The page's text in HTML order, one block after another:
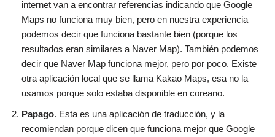
internet van a encontrar referencias indicando que Google
Maps no funciona muy bien, pero en nuestra experiencia
podemos decir que funciona bastante bien (porque los
resultados eran similares a Naver Map). También podemos
decir que Naver Map funciona mejor, pero por poco. Existe
otra aplicación local que se llama Kakao Maps, esa no la
usamos porque solo estaba disponible en coreano.
Papago. Esta es una aplicación de traducción, y la
recomiendan porque dicen que funciona mejor que Google